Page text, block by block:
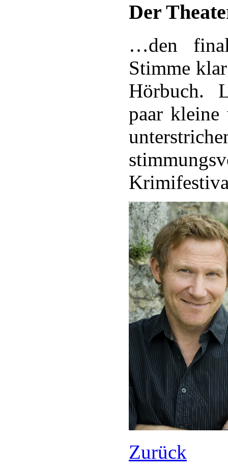
Der
…den
Stimme
Hörbuch.
paar kleine
Zurück